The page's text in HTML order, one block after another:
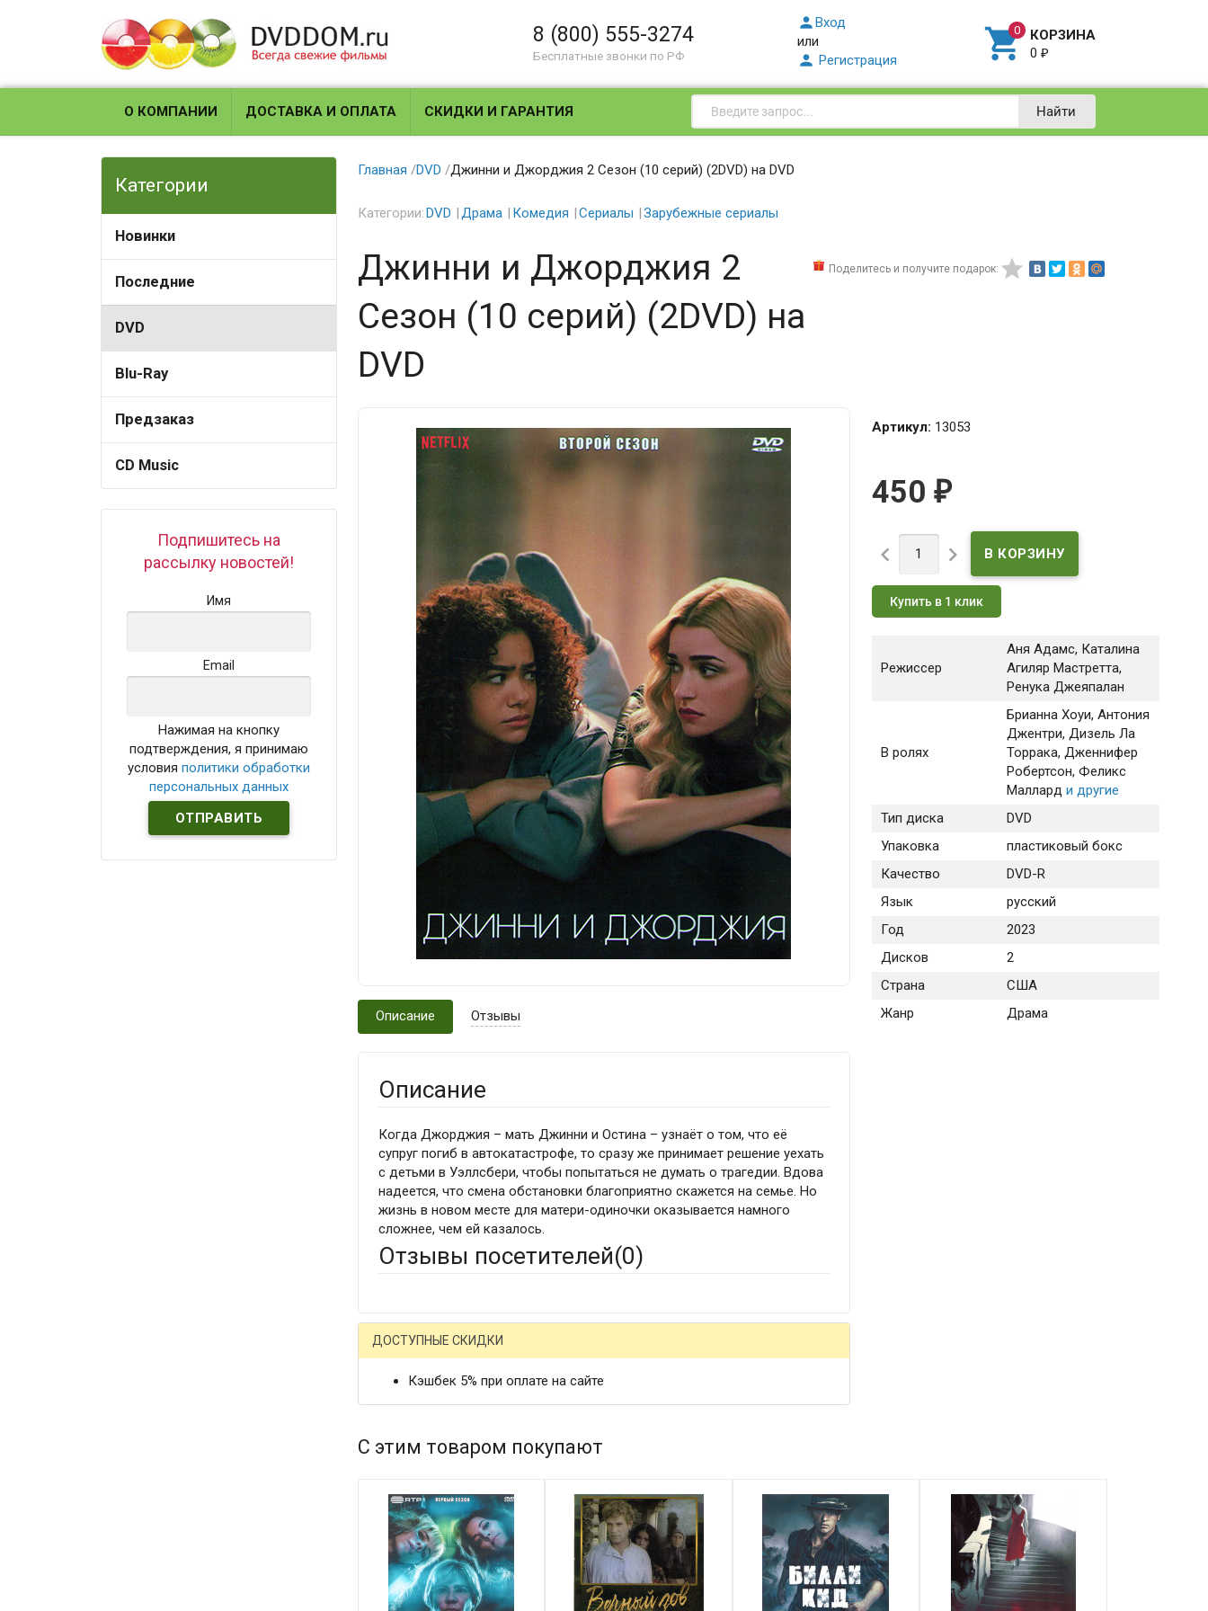
8 (800) 555-3274
Бесплатные звонки по РФ
Вход
или
 Регистрация  КОРЗИНА
0₽
О КОМПАНИИ ДОСТАВКА И ОПЛАТА СКИДКИ И ГАРАНТИЯ Найти
Категории
Новинки
Последние
DVD
Blu-Ray
Предзаказ
CD Music
Подпишитесь на
рассылку новостей!
Имя
Email
Нажимая на кнопку
подтверждения, я принимаю
условияполитики обработки
персональных данных
Главная /DVD /Джинни и Джорджия 2 Сезон (10 серий) (2DVD) на DVD
Категории:DVD Драма Комедия Сериалы Зарубежные сериалы
Поделитесь и получите подарок: 
Джинни и Джорджия 2
Сезон (10 серий) (2DVD) на
DVD
Артикул: 13053
450 ₽
 
Купить в 1 клик
Режиссер
Аня Адамс, Каталина
Агиляр Мастретта,
Ренука Джеяпалан
В ролях
Брианна Хоуи, Антония
Джентри, Дизель Ла
Торрака, Дженнифер
Робертсон, Феликс
Маллард и другие
Тип диска
DVD
Упаковка
пластиковый бокс
Качество
DVD-R
Язык
русский
Год
2023
Дисков
2
Страна
США
Жанр
Драма
Описание Отзывы
Описание
Когда Джорджия – мать Джинни и Остина – узнаёт о том, что её
супруг погиб в автокатастрофе, то сразу же принимает решение уехать
с детьми в Уэллсбери, чтобы попытаться не думать о трагедии. Вдова
надеется, что смена обстановки благоприятно скажется на семье. Но
жизнь в новом месте для матери-одиночки оказывается намного
сложнее, чем ей казалось.
Отзывы посетителей(0)
ДОСТУПНЫЕ СКИДКИ
Кэшбек 5% при оплате на сайте
С этим товаром покупают